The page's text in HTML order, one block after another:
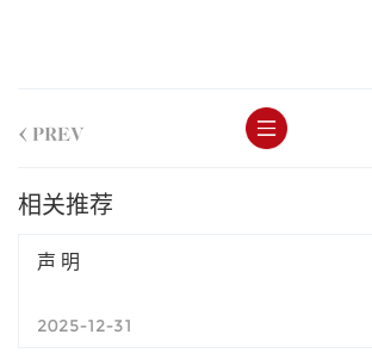
< PREV
相关推荐
声 明
2025-12-31